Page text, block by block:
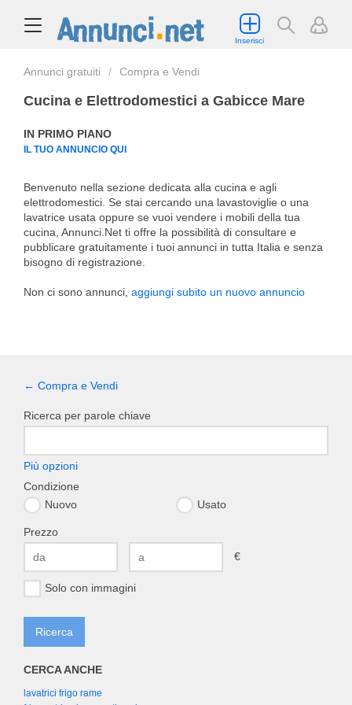
Inserisci
Annunci gratuiti Compra e Vendi
Cucina e Elettrodomestici a Gabicce Mare
IN PRIMO PIANO
IL TUO ANNUNCIO QUI
Benvenuto nella sezione dedicata alla cucina e agli
elettrodomestici. Se stai cercando una lavastoviglie o una
lavatrice usata oppure se vuoi vendere i mobili della tua
cucina, Annunci.Net ti offre la possibilità di consultare e
pubblicare gratuitamente i tuoi annunci in tutta Italia e senza
bisogno di registrazione.
Non ci sono annunci, aggiungi subito un nuovo annuncio
← Compra e Vendi
Ricerca per parole chiave
Più opzioni
Condizione
Nuovo
Usato
Prezzo
€
Solo con immagini
CERCA ANCHE
lavatrici frigo rame